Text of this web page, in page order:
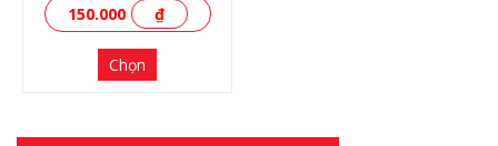
150.000
₫
Chọn